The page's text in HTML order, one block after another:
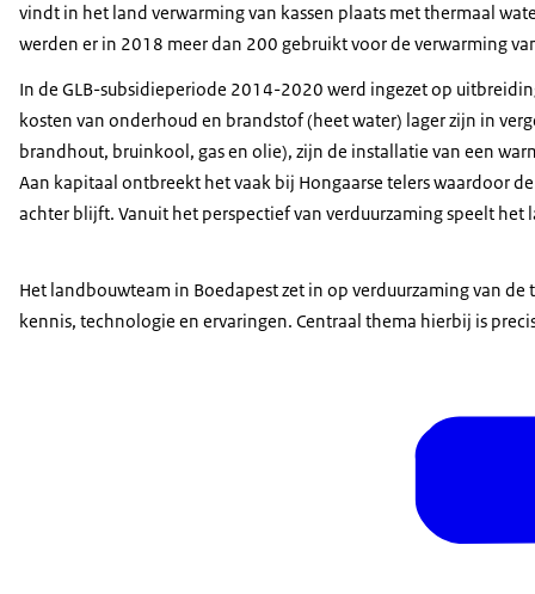
vindt in het land verwarming van kassen plaats met thermaal
werden er in 2018 meer dan 200 gebruikt voor de verwarming
In de GLB-subsidieperiode 2014-2020 werd ingezet op
kosten van onderhoud en brandstof (heet water) lager zijn in
brandhout, bruinkool, gas en olie), zijn de installatie van een
Aan kapitaal ontbreekt het vaak bij Hongaarse telers waardoor
achter blijft. Vanuit het perspectief van verduurzaming speelt
Het landbouwteam in Boedapest zet in op verduurzaming van
kennis, technologie en ervaringen. Centraal thema hierbij is